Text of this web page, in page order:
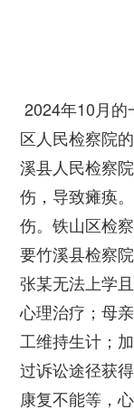
2024年10月的
区人民检察院
溪县人民检察
伤，导致瘫痪
伤。铁山区检
要竹溪县检察
张某无法上学
心理治疗；母
工维持生计；
过诉讼途径获
康复不能等，